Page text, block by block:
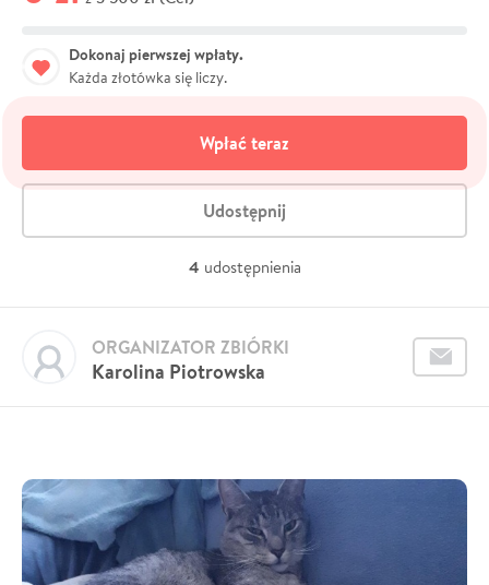
Dokonaj pierwszej wpłaty.
Każda złotówka się liczy.
Wpłać teraz
Udostępnij
4 udostępnienia
Karolina Piotrowska
ORGANIZATOR ZBIÓRKI